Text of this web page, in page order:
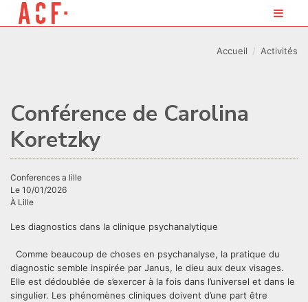
Accueil Activités
Conférence de Carolina
Koretzky
conferences a lille
Le 10/01/2026
À Lille
Les diagnostics dans la clinique psychanalytique
Comme beaucoup de choses en psychanalyse, la pratique du
diagnostic semble inspirée par Janus, le dieu aux deux visages.
Elle est dédoublée de s’exercer à la fois dans l’universel et dans le
singulier. Les phénomènes cliniques doivent d’une part être